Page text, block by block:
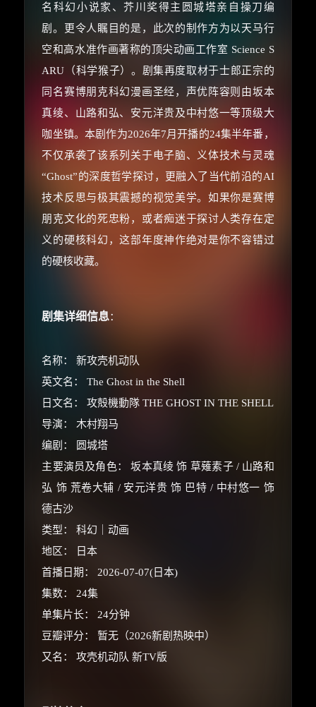
名科幻小说家、芥川奖得主圆城塔亲自操刀编
剧。更令人瞩目的是，此次的制作方为以天马行
空和高水准作画著称的顶尖动画工作室 Science S
ARU（科学猴子）。剧集再度取材于士郎正宗的
同名赛博朋克科幻漫画圣经，声优阵容则由坂本
真绫、山路和弘、安元洋贵及中村悠一等顶级大
咖坐镇。本剧作为2026年7月开播的24集半年番，
不仅承袭了该系列关于电子脑、义体技术与灵魂
“Ghost”的深度哲学探讨，更融入了当代前沿的AI
技术反思与极其震撼的视觉美学。如果你是赛博
朋克文化的死忠粉，或者痴迷于探讨人类存在定
义的硬核科幻，这部年度神作绝对是你不容错过
的硬核收藏。
剧集详细信息：
名称： 新攻壳机动队
英文名： The Ghost in the Shell
日文名： 攻殻機動隊 THE GHOST IN THE SHELL
导演： 木村翔马
编剧： 圆城塔
主要演员及角色： 坂本真绫 饰 草薙素子 / 山路和
弘 饰 荒卷大辅 / 安元洋贵 饰 巴特 / 中村悠一 饰
德古沙
类型： 科幻｜动画
地区： 日本
首播日期： 2026-07-07(日本)
集数： 24集
单集片长： 24分钟
豆瓣评分： 暂无（2026新剧热映中）
又名： 攻壳机动队 新TV版